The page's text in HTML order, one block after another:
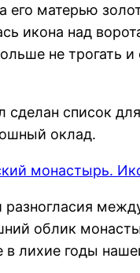
его матерью
икона над
не трогать
список
оклад.
облик
лихие годы